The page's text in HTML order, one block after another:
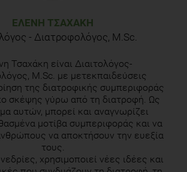
content of more than 3100 foods,
herbs and supplements used worldwide.
and metabolism of natural
in animal and man. Handb expPharmacol,
91
ΕΛΈΝΗ ΤΣΑΧΆΚΗ
- Διατροφολόγος, M.Sc.
Τσαχάκη είναι Διαιτολόγος-
M.Sc. με μετεκπαιδεύσεις
της διατροφικής συμπεριφοράς
σκέψης γύρω από τη διατροφή. Ως
αυτών, μπορεί και αναγνωρίζει
μοτίβα συμπεριφοράς και να
να αποκτήσουν την ευεξία
τους.
χρησιμοποιεί νέες ιδέες και